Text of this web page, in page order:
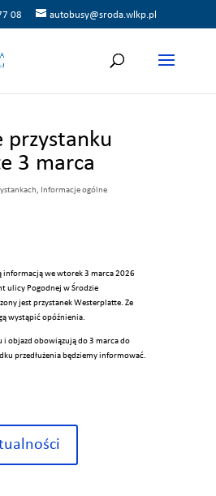
08 autobusy@sroda.wlkp.pl
przystanku
3 marca
, Informacje ogólne
informacją we wtorek 3 marca 2026
ulicy Pogodnej w Środzie
jest przystanek Westerplatte. Ze
wystąpić opóźnienia.
i objazd obowiązują do 3 marca do
przedłużenia będziemy informować.